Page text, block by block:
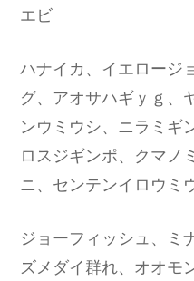
エビ
ハナイカ、イエロージ
グ、アオサハギｙｇ、
ンウミウシ、ニラミギ
ロスジギンポ、クマノ
ニ、センテンイロウミ
ジョーフィッシュ、ミ
ズメダイ群れ、オオモ